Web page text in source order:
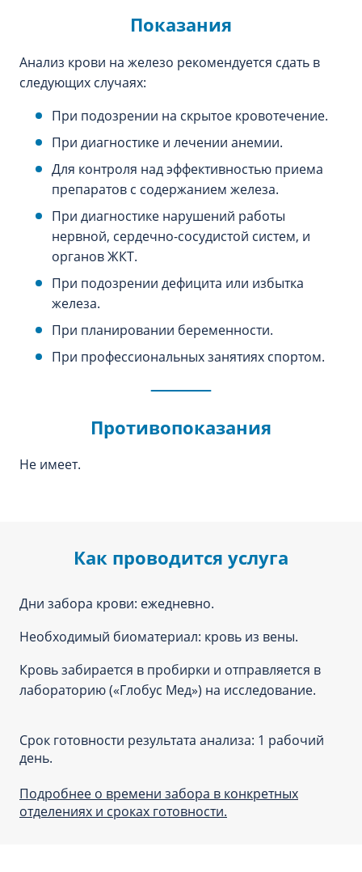
Показания
Анализ крови на железо рекомендуется сдать в
следующих случаях:
При подозрении на скрытое кровотечение.
При диагностике и лечении анемии.
Для контроля над эффективностью приема
препаратов с содержанием железа.
При диагностике нарушений работы
нервной, сердечно-сосудистой систем, и
органов ЖКТ.
При подозрении дефицита или избытка
железа.
При планировании беременности.
При профессиональных занятиях спортом.
Противопоказания
Не имеет.
Как проводится услуга
Дни забора крови: ежедневно.
Необходимый биоматериал: кровь из вены.
Кровь забирается в пробирки и отправляется в
лабораторию («Глобус Мед») на исследование.
Срок готовности результата анализа: 1 рабочий
день.
Подробнее о времени забора в конкретных
отделениях и сроках готовности.